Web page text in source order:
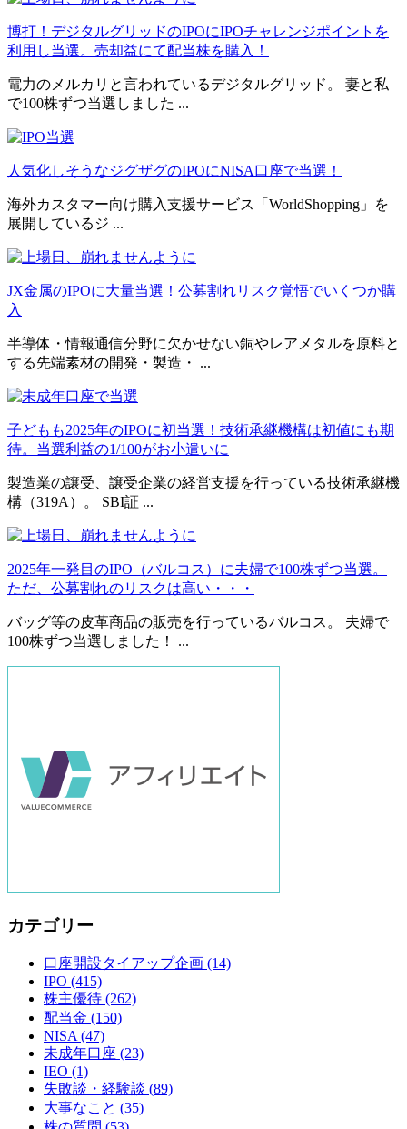
博打！デジタルグリッドのIPOにIPOチャレンジポイントを
利用し当選。売却益にて配当株を購入！
電力のメルカリと言われているデジタルグリッド。 妻と私
で100株ずつ当選しました ...
人気化しそうなジグザグのIPOにNISA口座で当選！
海外カスタマー向け購入支援サービス「WorldShopping」を
展開しているジ ...
JX金属のIPOに大量当選！公募割れリスク覚悟でいくつか購
入
半導体・情報通信分野に欠かせない銅やレアメタルを原料と
する先端素材の開発・製造・ ...
子どもも2025年のIPOに初当選！技術承継機構は初値にも期
待。当選利益の1/100がお小遣いに
製造業の譲受、譲受企業の経営支援を行っている技術承継機
構（319A）。 SBI証 ...
2025年一発目のIPO（バルコス）に夫婦で100株ずつ当選。
ただ、公募割れのリスクは高い・・・
バッグ等の皮革商品の販売を行っているバルコス。 夫婦で
100株ずつ当選しました！ ...
カテゴリー
口座開設タイアップ企画 (14)
IPO (415)
株主優待 (262)
配当金 (150)
NISA (47)
未成年口座 (23)
IEO (1)
失敗談・経験談 (89)
大事なこと (35)